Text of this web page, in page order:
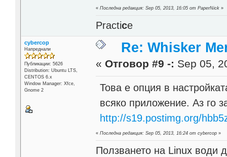
«Последна редакция: Sep 05, 2013, 16:05 от PaperNick »
Practice
cybercop
Напреднали
Публикации: 5626
Distribution: Ubuntu LTS,
CENTOS 6.x
Window Manager: Xfce,
Gnome 2
Re: Whisker
« Отговор #9 -: Sep 05,
Това е опция в
всяко приложение. Аз го
http://s19.postimg.org/
«Последна редакция: Sep 05, 2013, 16:24 от cybercop »
Ползването на Linux води